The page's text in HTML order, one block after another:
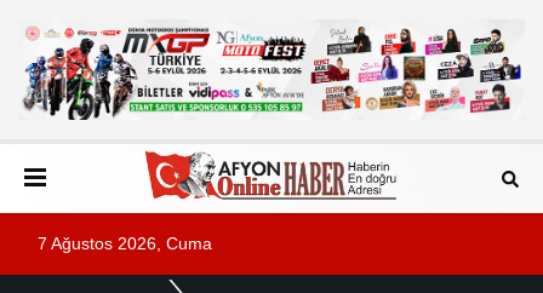
7 Ağustos 2026, Cuma